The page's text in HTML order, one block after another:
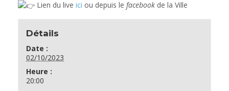
Lien du live ici ou depuis le facebook de la Ville
Détails
Date :
02/10/2023
Heure :
20:00